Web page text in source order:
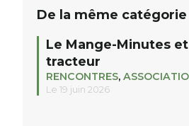
De la même catégorie
Le Mange-Minutes
tracteur
RENCONTRES,
Le 19 juin 2026